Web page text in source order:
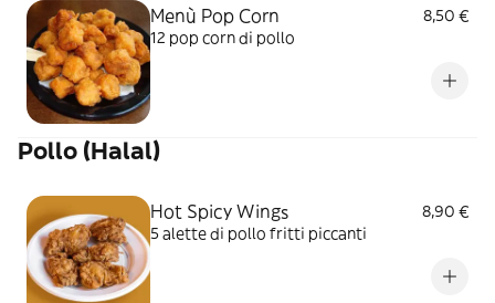
Menù Pop Corn
8,50 €
12 pop corn di pollo
Pollo (Halal)
Hot Spicy Wings
8,90 €
5 alette di pollo fritti piccanti